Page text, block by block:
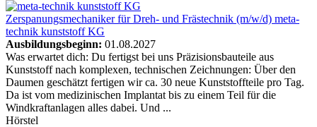
Zerspanungsmechaniker für Dreh- und Frästechnik (m/w/d) meta-
technik kunststoff KG
Ausbildungsbeginn: 01.08.2027
Was erwartet dich: Du fertigst bei uns Präzisionsbauteile aus
Kunststoff nach komplexen, technischen Zeichnungen: Über den
Daumen geschätzt fertigen wir ca. 30 neue Kunststoffteile pro Tag.
Da ist vom medizinischen Implantat bis zu einem Teil für die
Windkraftanlagen alles dabei. Und ...
Hörstel